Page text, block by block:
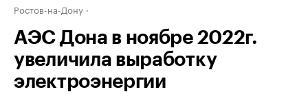
Ростов-на-Дону
АЭС Дона в ноябре 2022г.
увеличила выработку
электроэнергии